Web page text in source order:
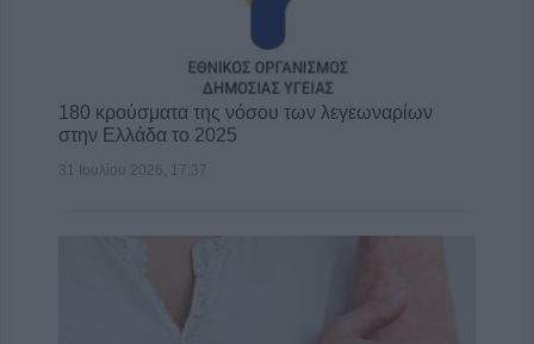
180 κρούσματα της νόσου των λεγεωναρίων
στην Ελλάδα το 2025
31 Ιουλίου 2026, 17:37